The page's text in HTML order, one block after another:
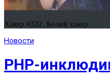
Хакер #322. Белый хакер
Новости
PHP-